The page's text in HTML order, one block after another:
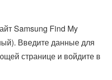
Samsung Find My
Введите данные для
странице и войдите в